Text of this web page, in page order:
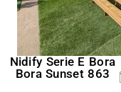
Nidify Serie E Bora
Bora Sunset 863